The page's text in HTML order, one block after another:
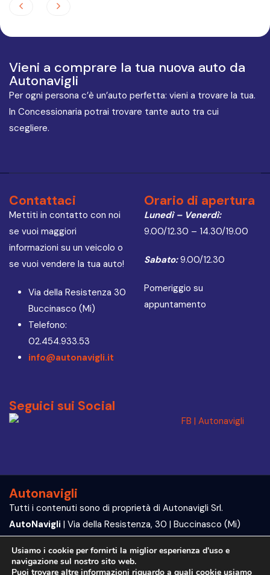
Vieni a comprare la tua nuova auto da
Autonavigli
Per ogni persona c’è un’auto perfetta: vieni a trovare la tua.
In Concessionaria potrai trovare tante auto tra cui
scegliere.
Contattaci
Mettiti in contatto con noi
se vuoi maggiori
informazioni su un veicolo o
se vuoi vendere la tua auto!
Via della Resistenza 30
Buccinasco (Mi)
Telefono:
02.454.933.53
info@autonavigli.it
Orario di apertura
Lunedì – Venerdì:
9.00/12.30 – 14.30/19.00
Sabato:9.00/12.30
Pomeriggio su
appuntamento
Seguici sui Social
Autonavigli
Tutti i contenuti sono di proprietà di Autonavigli Srl.
AutoNavigli | Via della Resistenza, 30 | Buccinasco (Mi)
P.IVA e C.F. 09564070960
Trattamento dei dati | Privacy Policy
Usiamo i cookie per fornirti la miglior esperienza d'uso e
navigazione sul nostro sito web.
Puoi trovare altre informazioni riguardo a quali cookie usiamo